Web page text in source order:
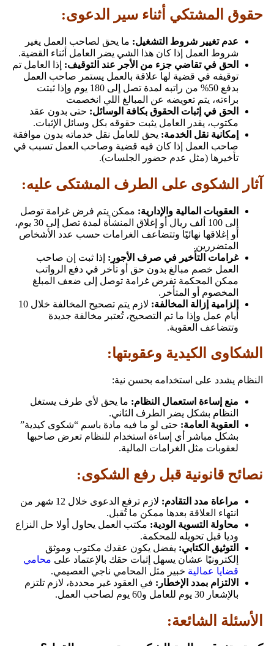
حقوق المشتكي أثناء سير الدعوى:
عدم تغيير شروط التشغيل:ما يحق لصاحب العمل يغير
شروط العمل إذا كان هذا الشي يضر العامل أثناء القضية.
الحق في تقاضي جزء من الأجر عند التوقيف: إذا العامل تم
توقيفه في قضية لها علاقة بالعمل يستمر صاحب العمل
بدفع 50% من راتبه لمدة تصل إلى 180 يوم وإذا ثبتت
براءته، يتم تعويضه عن المبالغ اللي انخصمت
الحق في إثبات الحقوق بكافة الوسائل:حتى بدون عقد
مكتوب، يقدر العامل يثبت حقوقه بكل وسائل الإثبات.
إمكانية نقل الخدمة:يحق للعامل نقل خدماته بدون موافقة
صاحب العمل إذا كان فيه قضية وصاحب العمل تسبب في
تأخيرها (مثل عدم حضور الجلسات).
آثار الشكوى على الطرف المشتكى عليه:
العقوبات المالية والإدارية:ممكن يتم فرض غرامة توصل
إلى 100 ألف ريال أو إغلاق المنشأة لمدة تصل إلى 30 يوم،
أو إغلاقها نهائيًا وتتضاعف الغرامات حسب عدد الأشخاص
المتضررين.
غرامات التأخير في صرف الأجور: إذا ثبت إن صاحب
العمل خصم مبالغ بدون حق أو تأخر في دفع الرواتب
ممكن المحكمة تفرض غرامة توصل إلى ضعف المبلغ
المخصوم أو المتأخر.
إلزامية إزالة المخالفة:
لازم يتم تصحيح المخالفة خلال 10
أيام عمل وإذا ما تم التصحيح، تُعتبر مخالفة جديدة
وتتضاعف العقوبة.
الشكاوى الكيدية وعقوبتها:
النظام يشدد على استخدامه بحسن نية:
منع إساءة استعمال النظام: ما يحق لأي طرف يستغل
النظام بشكل يضر الطرف الثاني.
العقوبة العامة: حتى لو ما فيه مادة باسم “شكوى كيدية”
بشكل مباشر أي إساءة استخدام للنظام تعرض صاحبها
لعقوبات مثل الغرامات المالية.
نصائح قانونية قبل رفع الشكوى:
مراعاة مدد التقادم:
لازم ترفع الدعوى خلال 12 شهر من
انتهاء العلاقة بعدها ممكن ما تُقبل.
محاولة التسوية الودية:مكتب العمل يحاول أولا حل النزاع
وديا قبل تحويله للمحكمة.
التوثيق الكتابي:يفضل يكون عقدك مكتوب وموثق
إلكترونيًا عشان يسهل إثبات حقك بالإعتماد علىمحامي
قضايا عماليةخبير مثل المحامي ناجي العصيمي.
الالتزام بمدد الإخطار: في العقود غير محددة، لازم تلتزم
بالإشعار 30 يوم للعامل و60 يوم لصاحب العمل.
الأسئلة الشائعة: